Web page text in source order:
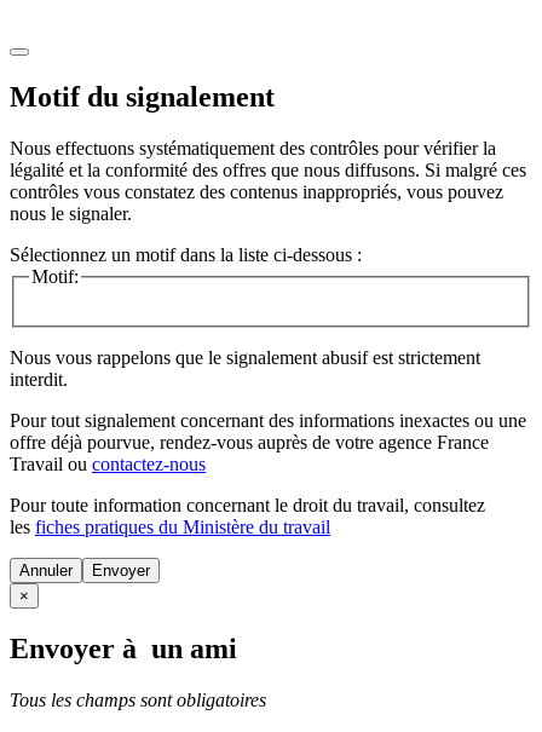
Motif du signalement
Nous effectuons systématiquement des contrôles pour vérifier la
légalité et la conformité des offres que nous diffusons. Si malgré ces
contrôles vous constatez des contenus inappropriés, vous pouvez
nous le signaler.
Sélectionnez un motif dans la liste ci-dessous :
Motif:
Nous vous rappelons que le signalement abusif est strictement
interdit.
Pour tout signalement concernant des informations inexactes ou une
offre déjà pourvue, rendez-vous auprès de votre agence France
Travail ou contactez-nous
Pour toute information concernant le droit du travail, consultez
les fiches pratiques du Ministère du travail
Annuler
×
Envoyer à un ami
Tous les champs sont obligatoires